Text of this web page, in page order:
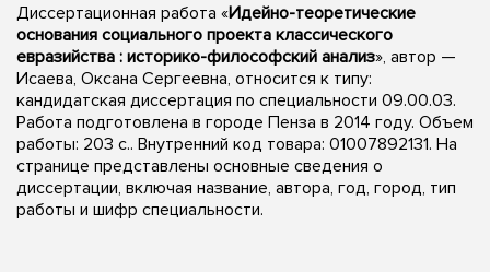
Диссертационная работа «Идейно-теоретические
основания социального проекта классического
евразийства : историко-философский анализ», автор —
Исаева, Оксана Сергеевна, относится к типу:
кандидатская диссертация по специальности 09.00.03.
Работа подготовлена в городе Пенза в 2014 году. Объем
работы: 203 с.. Внутренний код товара: 01007892131. На
странице представлены основные сведения о
диссертации, включая название, автора, год, город, тип
работы и шифр специальности.